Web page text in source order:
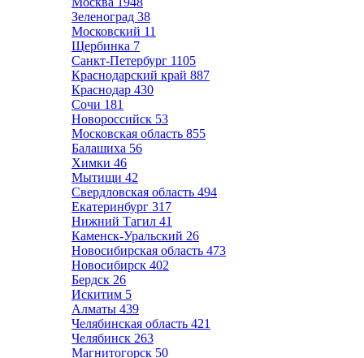
Зеленоград 38
Московский 11
Щербинка 7
Санкт-Петербург 1105
Краснодарский край 887
Краснодар 430
Сочи 181
Новороссийск 53
Московская область 855
Балашиха 56
Химки 46
Мытищи 42
Свердловская область 494
Екатеринбург 317
Нижний Тагил 41
Каменск-Уральский 26
Новосибирская область 473
Новосибирск 402
Бердск 26
Искитим 5
Алматы 439
Челябинская область 421
Челябинск 263
Магнитогорск 50